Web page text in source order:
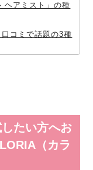
ヘアミスト」の種
コミで話題の3種
したい方へお
（カラ